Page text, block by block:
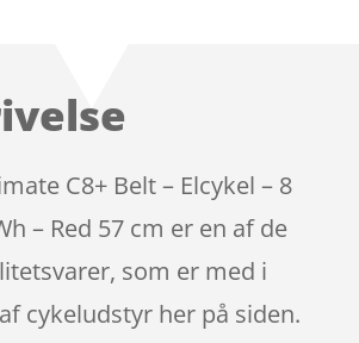
C8+ Belt – Elcykel – 8
– Red 57 cm er en af de
som er med i
cykeludstyr her på siden.